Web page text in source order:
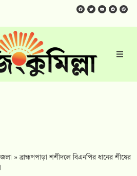
»‎ব্রাহ্মণপাড়া শশীদলে বিএনপির ধানের শীষের